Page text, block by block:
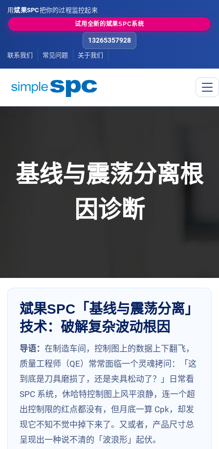
用斌果SPC把你的过程监控起来
试用全新的斌果SPC系统
13265357928
联系我们 常见问题 关于我们
基线与震荡分离根
因诊断
斌果SPC「基线与震荡分离」
技术：破解复杂波动根因
导语： 在制造车间，控制图上的数据上下翻飞，
质量工程师（QE）常常面临一个灵魂拷问：「这
到底是刀具磨损了，还是夹具松动了？」日常看
SPC 系统，休哈特控制图上风平浪静，连一个超
出控制限的红点都没有，但月底一算 Cpk，却发
现它不知不觉中掉下来了。又或者，产品尺寸总
呈现出一种说不清的「波浪形」起伏。